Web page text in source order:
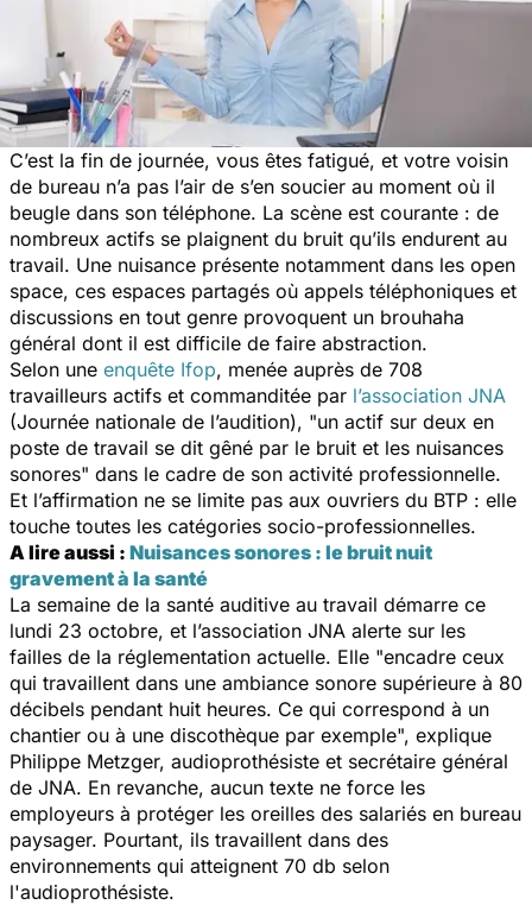
C’est la fin de journée, vous êtes fatigué, et votre voisin
de bureau n’a pas l’air de s’en soucier au moment où il
beugle dans son téléphone. La scène est courante : de
nombreux actifs se plaignent du bruit qu’ils endurent au
travail. Une nuisance présente notamment dans les open
space, ces espaces partagés où appels téléphoniques et
discussions en tout genre provoquent un brouhaha
général dont il est difficile de faire abstraction.
Selon une enquête Ifop, menée auprès de 708
travailleurs actifs et commanditée par l’association JNA
(Journée nationale de l’audition), "un actif sur deux en
poste de travail se dit gêné par le bruit et les nuisances
sonores" dans le cadre de son activité professionnelle.
Et l’affirmation ne se limite pas aux ouvriers du BTP : elle
touche toutes les catégories socio-professionnelles.
A lire aussi : Nuisances sonores : le bruit nuit
gravement à la santé
La semaine de la santé auditive au travail démarre ce
lundi 23 octobre, et l’association JNA alerte sur les
failles de la réglementation actuelle. Elle "encadre ceux
qui travaillent dans une ambiance sonore supérieure à 80
décibels pendant huit heures. Ce qui correspond à un
chantier ou à une discothèque par exemple", explique
Philippe Metzger, audioprothésiste et secrétaire général
de JNA. En revanche, aucun texte ne force les
employeurs à protéger les oreilles des salariés en bureau
paysager. Pourtant, ils travaillent dans des
environnements qui atteignent 70 db selon
l'audioprothésiste.